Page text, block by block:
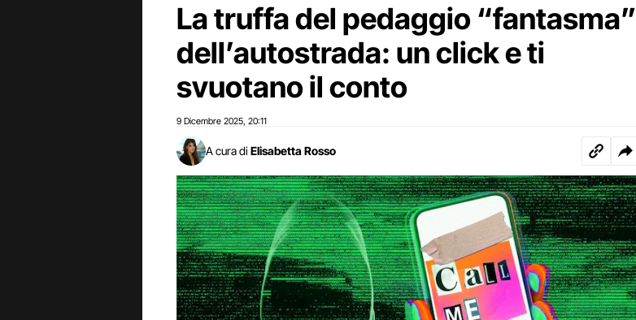
La truffa del pedaggio “fantasma”
dell’autostrada: un click e ti
svuotano il conto
9 Dicembre 2025 20:11
A cura di Elisabetta Rosso